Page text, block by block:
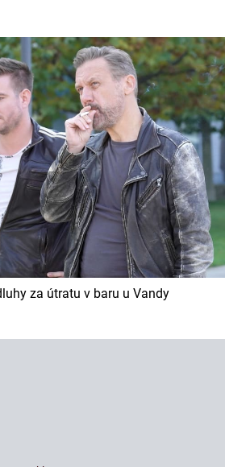
Vary
za útratu v baru u Vandy